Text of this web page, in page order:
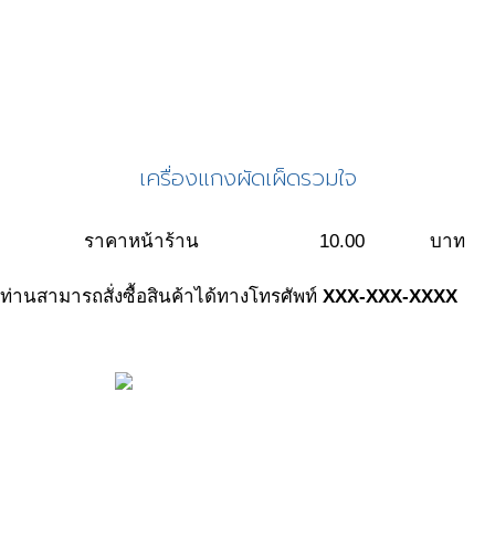
เครื่องแกงผัดเผ็ดรวมใจ
ราคาหน้าร้าน 10.00 บาท
ท่านสามารถสั่งซื้อสินค้าได้ทางโทรศัพท์ XXX-XXX-XXXX